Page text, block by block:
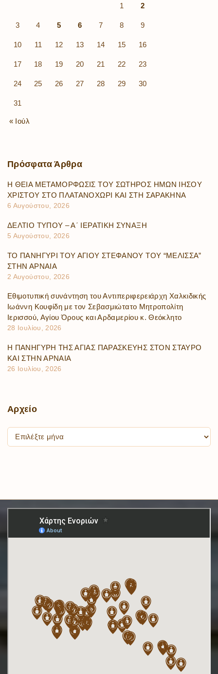
1 2
3 4 5 6 7 8 9
10 11 12 13 14 15 16
17 18 19 20 21 22 23
24 25 26 27 28 29 30
31
« Ιούλ
Πρόσφατα Άρθρα
Η ΘΕΙΑ ΜΕΤΑΜΟΡΦΩΣΙΣ ΤΟΥ ΣΩΤΗΡΟΣ ΗΜΩΝ ΙΗΣΟΥ
ΧΡΙΣΤΟΥ ΣΤΟ ΠΛΑΤΑΝΟΧΩΡΙ ΚΑΙ ΣΤΗ ΣΑΡΑΚΗΝΑ
6 Αυγούστου, 2026
ΔΕΛΤΙΟ ΤΥΠΟΥ – Α΄ ΙΕΡΑΤΙΚΗ ΣΥΝΑΞΗ
5 Αυγούστου, 2026
ΤΟ ΠΑΝΗΓΥΡΙ ΤΟΥ ΑΓΙΟΥ ΣΤΕΦΑΝΟΥ ΤΟΥ “ΜΕΛΙΣΣΑ”
ΣΤΗΝ ΑΡΝΑΙΑ
2 Αυγούστου, 2026
Εθιμοτυπική συνάντηση του Αντιπεριφερειάρχη Χαλκιδικής
Ιωάννη Κουφίδη με τον Σεβασμιώτατο Μητροπολίτη
Ιερισσού, Αγίου Όρους και Αρδαμερίου κ. Θεόκλητο
28 Ιουλίου, 2026
Η ΠΑΝΗΓΥΡΗ ΤΗΣ ΑΓΙΑΣ ΠΑΡΑΣΚΕΥΗΣ ΣΤΟΝ ΣΤΑΥΡΟ
ΚΑΙ ΣΤΗΝ ΑΡΝΑΙΑ
26 Ιουλίου, 2026
Αρχείο